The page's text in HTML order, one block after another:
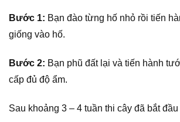
Bước 1: Bạn đào từng hố nhỏ rồi tiến
giống vào hố.
Bước 2: Bạn phũ đất lại và tiến hành
cấp đủ độ ẩm.
Sau khoảng 3 – 4 tuần thi cây đã bắt đầu